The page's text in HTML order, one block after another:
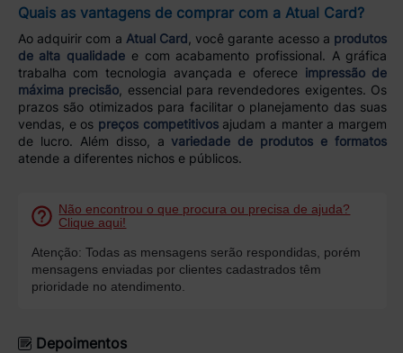
Quais as vantagens de comprar com a Atual Card?
Ao adquirir com a Atual Card , você garante acesso a produtos
de alta qualidade e com acabamento profissional. A gráfica
trabalha com tecnologia avançada e oferece impressão de
máxima precisão , essencial para revendedores exigentes. Os
prazos são otimizados para facilitar o planejamento das suas
vendas, e os preços competitivosajudam a manter a margem
de lucro. Além disso, avariedade de produtos e formatos
atende a diferentes nichos e públicos.
Não encontrou o que procura ou precisa de ajuda?
Clique aqui!
Atenção: Todas as mensagens serão respondidas, porém
mensagens enviadas por clientes cadastrados têm
prioridade no atendimento.
Depoimentos